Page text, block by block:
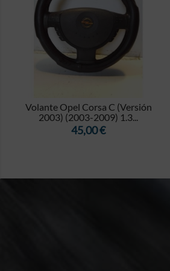
Volante Opel Corsa C (Versión
2003) (2003-2009) 1.3...
Precio
45,00 €
